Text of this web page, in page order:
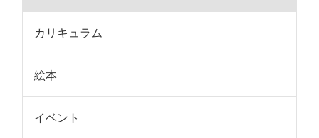
カリキュラム
絵本
イベント